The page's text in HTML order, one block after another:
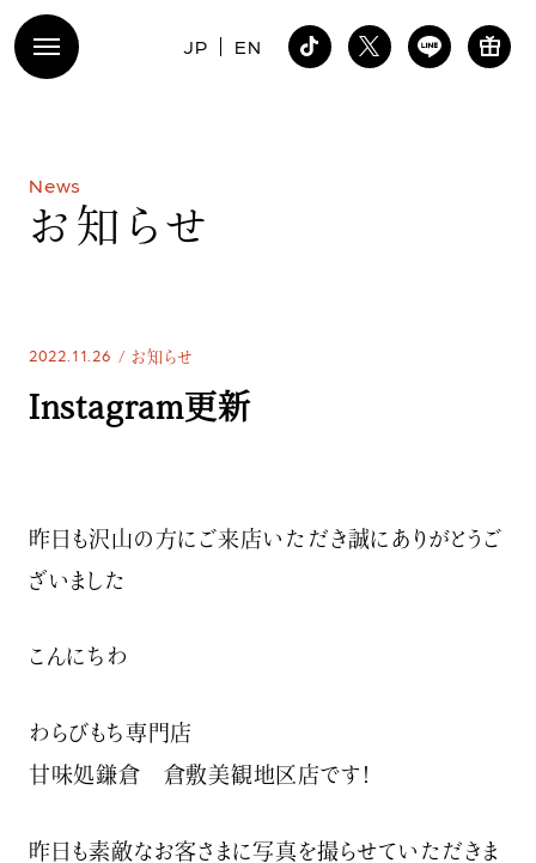
JP EN
News
お 知 ら せ
2022.11.26 お知らせ
Instagram更新
昨日も沢山の方にご来店いただき誠にありがとうご
ざいました
こんにちわ
わらびもち専門店
甘味処鎌倉 倉敷美観地区店です！
昨日も素敵なお客さまに写真を撮らせていただきま